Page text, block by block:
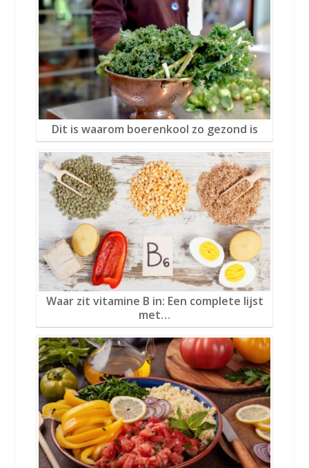
Dit is waarom boerenkool zo gezond is
Waar zit vitamine B in: Een complete lijst
met…